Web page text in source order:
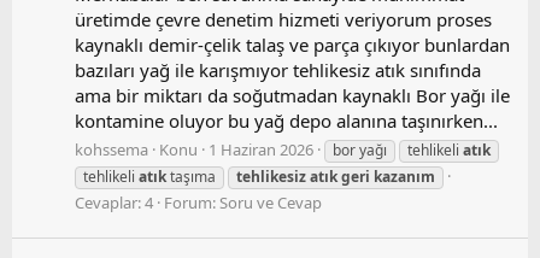
üretimde çevre denetim hizmeti veriyorum proses
kaynaklı demir-çelik talaş ve parça çıkıyor bunlardan
bazıları yağ ile karışmıyor tehlikesiz atık sınıfında
ama bir miktarı da soğutmadan kaynaklı Bor yağı ile
kontamine oluyor bu yağ depo alanına taşınırken...
kohssema Konu 1 Haziran 2026 bor yağı tehlikeli atık
tehlikeli atıktaşıma tehlikesizatıkgeri kazanım
Cevaplar: 4 Forum:Soru ve Cevap